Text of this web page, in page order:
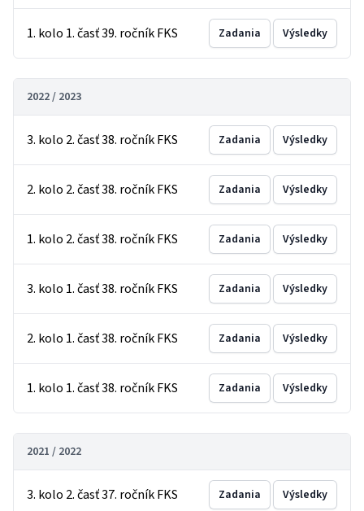
1. kolo 1. časť 39. ročník FKS Zadania Výsledky
2022 / 2023
3. kolo 2. časť 38. ročník FKS Zadania Výsledky
2. kolo 2. časť 38. ročník FKS Zadania Výsledky
1. kolo 2. časť 38. ročník FKS Zadania Výsledky
3. kolo 1. časť 38. ročník FKS Zadania Výsledky
2. kolo 1. časť 38. ročník FKS Zadania Výsledky
1. kolo 1. časť 38. ročník FKS Zadania Výsledky
2021 / 2022
3. kolo 2. časť 37. ročník FKS Zadania Výsledky